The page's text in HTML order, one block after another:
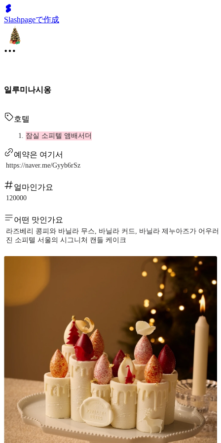
Slashpageで作成
일루미나시옹
호텔
잠실 소피텔 앰배서더
예약은 여기서
https://naver.me/Gyyb6rSz
얼마인가요
120000
어떤 맛인가요
라즈베리 콩피와 바닐라 무스, 바닐라 커드, 바닐라 제누아즈가 어우러
진 소피텔 서울의 시그니처 캔들 케이크